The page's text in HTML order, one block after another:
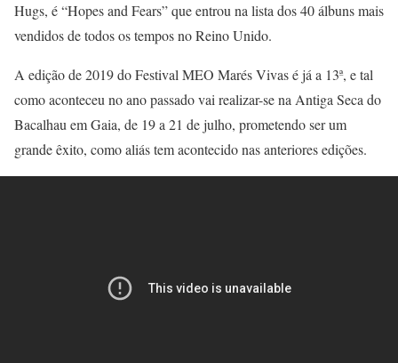
Hugs, é “Hopes and Fears” que entrou na lista dos 40 álbuns mais
vendidos de todos os tempos no Reino Unido.
A edição de 2019 do Festival MEO Marés Vivas é já a 13ª, e tal
como aconteceu no ano passado vai realizar-se na Antiga Seca do
Bacalhau em Gaia, de 19 a 21 de julho, prometendo ser um
grande êxito, como aliás tem acontecido nas anteriores edições.